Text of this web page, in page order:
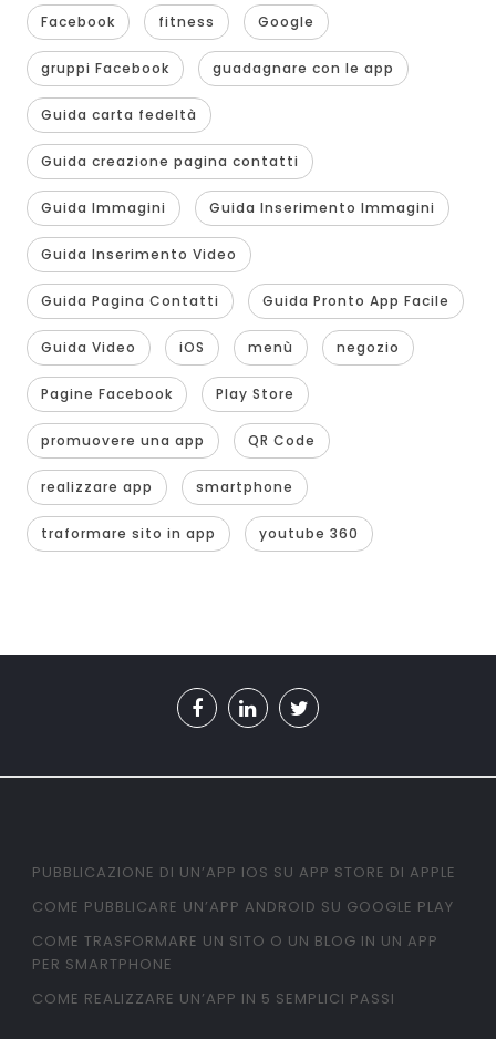
Facebook fitness Google
gruppi Facebook guadagnare con le app
Guida carta fedeltà
Guida creazione pagina contatti
Guida Immagini Guida Inserimento Immagini
Guida Inserimento Video
Guida Pagina Contatti Guida Pronto App Facile
Guida Video iOS menù negozio
Pagine Facebook Play Store
promuovere una app QR Code
realizzare app smartphone
traformare sito in app youtube 360
PUBBLICAZIONE DI UN’APP IOS SU APP STORE DI APPLE
COME PUBBLICARE UN’APP ANDROID SU GOOGLE PLAY
COME TRASFORMARE UN SITO O UN BLOG IN UN APP
PER SMARTPHONE
COME REALIZZARE UN’APP IN 5 SEMPLICI PASSI